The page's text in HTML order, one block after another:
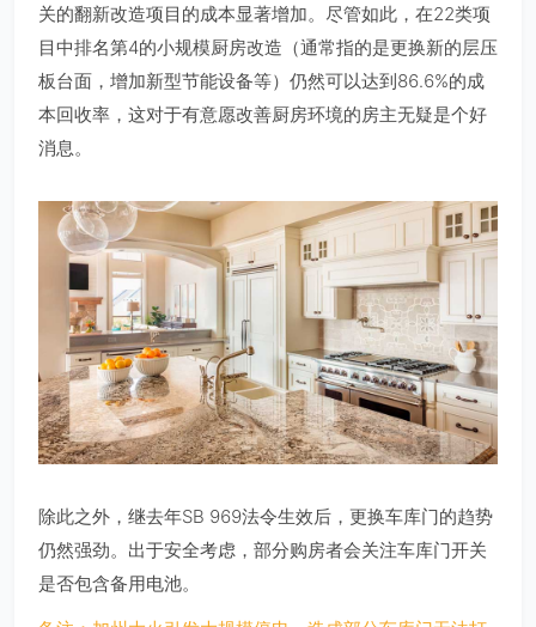
关的翻新改造项目的成本显著增加。尽管如此，在22类项
目中排名第4的小规模厨房改造（通常指的是更换新的层压
板台面，增加新型节能设备等）仍然可以达到86.6%的成
本回收率，这对于有意愿改善厨房环境的房主无疑是个好
消息。
除此之外，继去年SB 969法令生效后，更换车库门的趋势
仍然强劲。出于安全考虑，部分购房者会关注车库门开关
是否包含备用电池。